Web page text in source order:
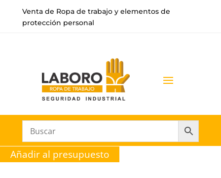
Venta de Ropa de trabajo y elementos de
protección personal
Añadir al presupuesto